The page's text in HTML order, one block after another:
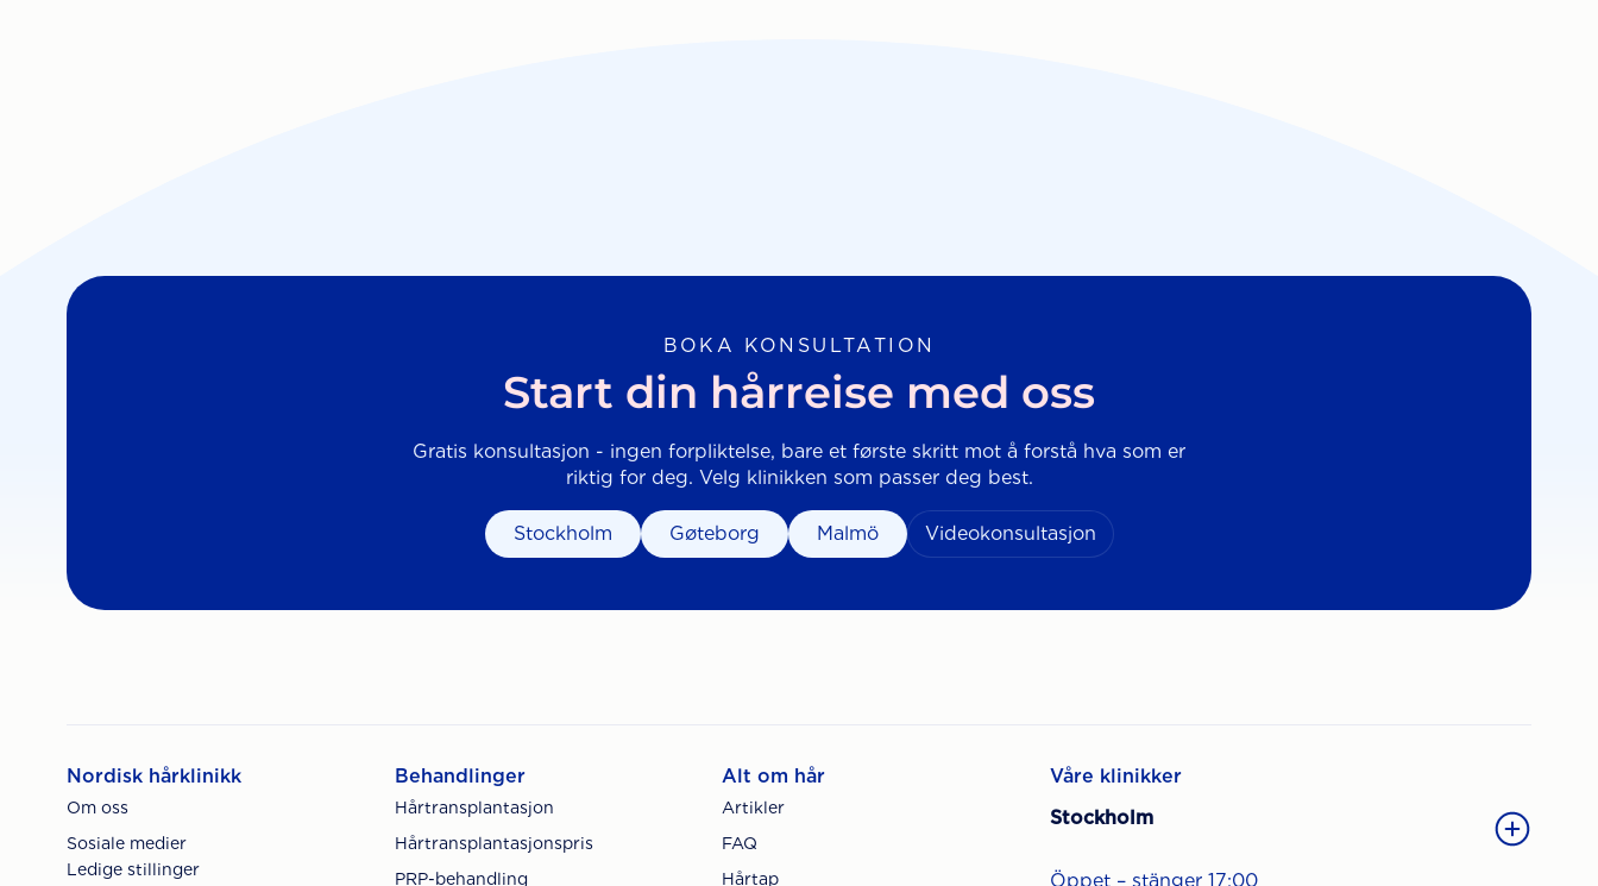
BOKA KONSULTATION
Start din hårreise med oss
Gratis konsultasjon - ingen forpliktelse, bare et første skritt mot å forstå hva som er
riktig for deg. Velg klinikken som passer deg best.
Stockholm Gøteborg Malmö Videokonsultasjon
Nordisk hårklinikk
Om oss
Sosiale medier
Ledige stillinger
Behandlinger
Hårtransplantasjon
Hårtransplantasjonspris
PRP-behandling
Alt om hår
Artikler
FAQ
Hårtap
Våre klinikker
Stockholm
Öppet – stänger 17:00